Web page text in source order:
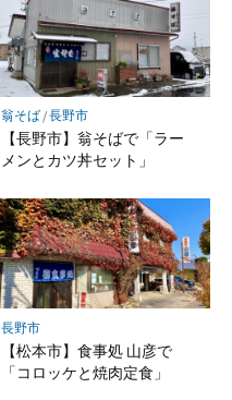
翁そば/長野市
【長野市】翁そばで「ラー
メンとカツ丼セット」
長野市
【松本市】食事処 山彦で
「コロッケと焼肉定食」